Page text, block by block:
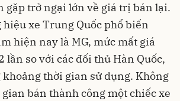
gặp trở ngại lớn về giá trị bán lại.
hiệu xe Trung Quốc phổ biến
hiện nay là MG, mức mất giá
lần so với các đối thủ Hàn Quốc,
khoảng thời gian sử dụng. Không
bán thành công một chiếc xe